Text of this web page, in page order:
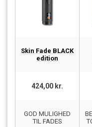
Skin Fade BLACK
edition
424,00 kr.
GOD MULIGHED
TIL FADES